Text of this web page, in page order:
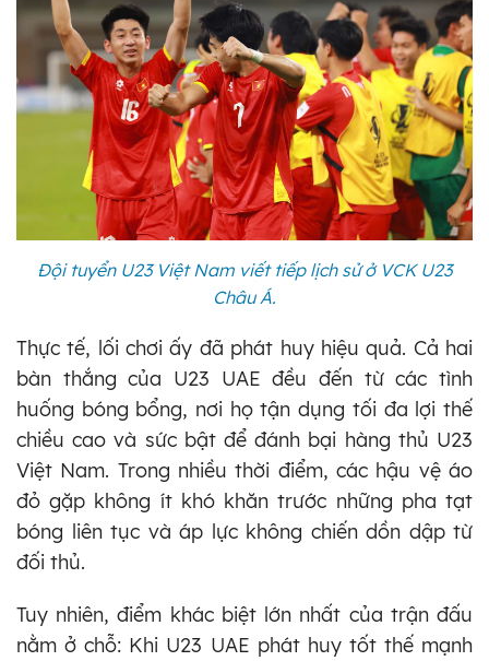
Đội tuyển U23 Việt Nam viết tiếp lịch sử ở VCK U23
Châu Á.
Thực tế, lối chơi ấy đã phát huy hiệu quả. Cả hai
bàn thắng của U23 UAE đều đến từ các tình
huống bóng bổng, nơi họ tận dụng tối đa lợi thế
chiều cao và sức bật để đánh bại hàng thủ U23
Việt Nam. Trong nhiều thời điểm, các hậu vệ áo
đỏ gặp không ít khó khăn trước những pha tạt
bóng liên tục và áp lực không chiến dồn dập từ
đối thủ.
Tuy nhiên, điểm khác biệt lớn nhất của trận đấu
nằm ở chỗ: Khi U23 UAE phát huy tốt thế mạnh